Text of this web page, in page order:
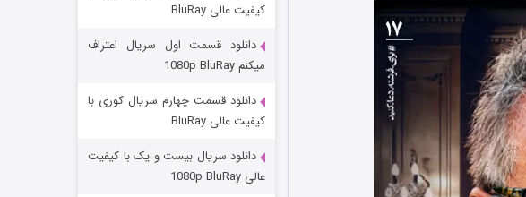
عملیات آپارتمان
کیفیت عالی BluRay
دانلود قسمت اول سریال اعتراف
میکنم 1080p BluRay
دانلود قسمت چهارم سریال کوری با
کیفیت عالی BluRay
دانلود سریال بیست و یک با کیفیت
عالی 1080p BluRay